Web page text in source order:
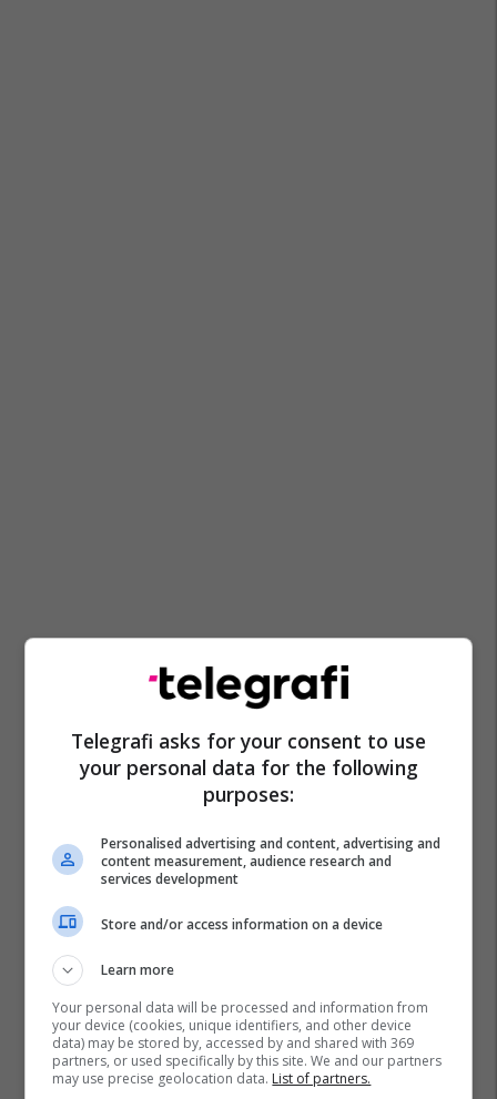
Telegrafi asks for your consent to use
your personal data for the following
purposes:
Personalised advertising and content, advertising and
content measurement, audience research and
services development
Store and/or access information on a device
Learn more
Your personal data will be processed and information from
your device (cookies, unique identifiers, and other device
data) may be stored by, accessed by and shared with 369
partners, or used specifically by this site. We and our partners
may use precise geolocation data. List of partners.